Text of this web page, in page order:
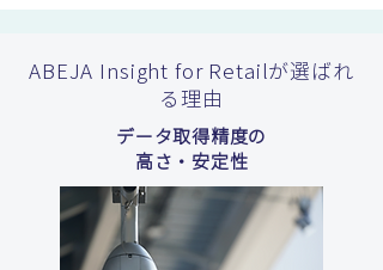
ABEJA Insight for Retailが選ばれ
る理由
データ取得精度の
高さ・安定性